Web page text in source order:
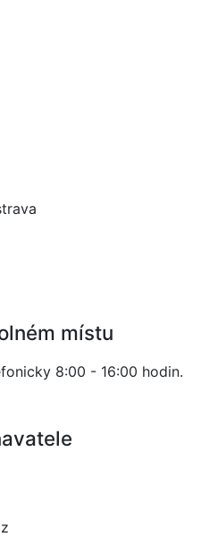
místu
8:00 - 16:00 hodin.